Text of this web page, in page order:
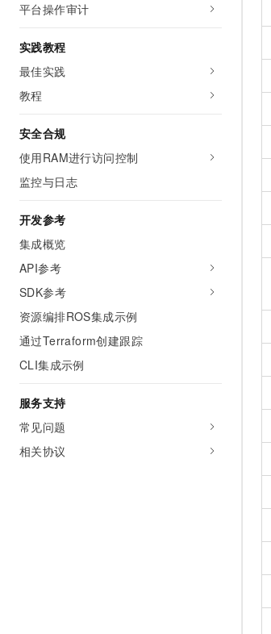
平台操作审计
实践教程
最佳实践
教程
安全合规
使用RAM进行访问控制
监控与日志
开发参考
集成概览
API参考
SDK参考
资源编排ROS集成示例
通过Terraform创建跟踪
CLI集成示例
服务支持
常见问题
相关协议